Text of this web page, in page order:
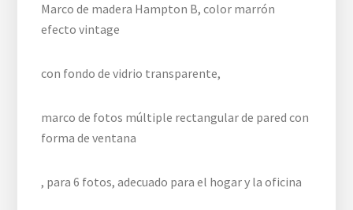
Marco de madera Hampton B, color marrón
efecto vintage
con fondo de vidrio transparente,
marco de fotos múltiple rectangular de pared con
forma de ventana
, para 6 fotos, adecuado para el hogar y la oficina